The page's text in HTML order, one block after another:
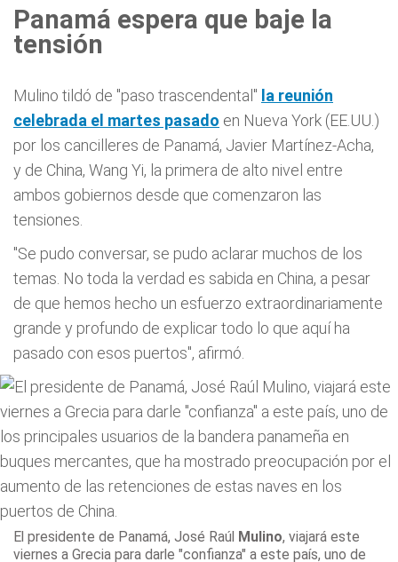
Panamá espera que baje la
tensión
Mulino tildó de "paso trascendental" la reunión
celebrada el martes pasado en Nueva York (EE.UU.)
por los cancilleres de Panamá, Javier Martínez-Acha,
y de China, Wang Yi, la primera de alto nivel entre
ambos gobiernos desde que comenzaron las
tensiones.
"Se pudo conversar, se pudo aclarar muchos de los
temas. No toda la verdad es sabida en China, a pesar
de que hemos hecho un esfuerzo extraordinariamente
grande y profundo de explicar todo lo que aquí ha
pasado con esos puertos", afirmó.
El presidente de Panamá, José Raúl Mulino, viajará este
viernes a Greciapara darle "confianza" a este país, uno de